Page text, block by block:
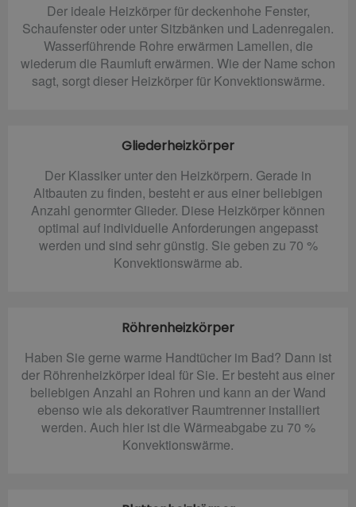
Der ideale Heizkörper für deckenhohe Fenster,
Schaufenster oder unter Sitzbänken und Ladenregalen.
Wasserführende Rohre erwärmen Lamellen, die
wiederum die Raumluft erwärmen. Wie der Name schon
sagt, sorgt dieser Heizkörper für Konvektionswärme.
Gliederheizkörper
Der Klassiker unter den Heizkörpern. Gerade in
Altbauten zu finden, besteht er aus einer beliebigen
Anzahl genormter Glieder. Diese Heizkörper können
optimal auf individuelle Anforderungen angepasst
werden und sind sehr günstig. Sie geben zu 70 %
Konvektionswärme ab.
Röhrenheizkörper
Haben Sie gerne warme Handtücher im Bad? Dann ist
der Röhrenheizkörper ideal für Sie. Er besteht aus einer
beliebigen Anzahl an Rohren und kann an der Wand
ebenso wie als dekorativer Raumtrenner installiert
werden. Auch hier ist die Wärmeabgabe zu 70 %
Konvektionswärme.